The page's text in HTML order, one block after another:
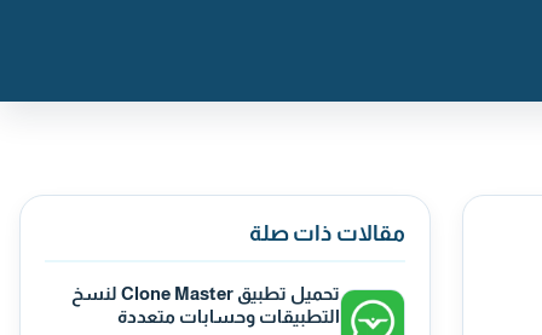
مقالات ذات صلة
تحميل تطبيق Clone Master لنسخ
التطبيقات وحسابات متعددة